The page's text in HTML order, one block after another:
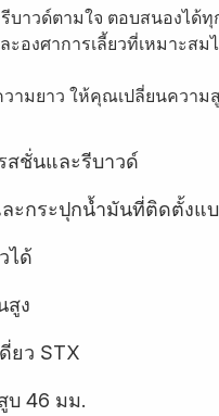
บาวด์ตามใจ ตอบสนองได้
องศาการเลี้ยวที่เหมาะสม
ามยาว ให้คุณเปลี่ยนความ
สชั่นและรีบาวด์
ะกระปุกน้ำมันที่ติดตั้งแ
ได้
สูง
ยว STX
บ 46 มม.